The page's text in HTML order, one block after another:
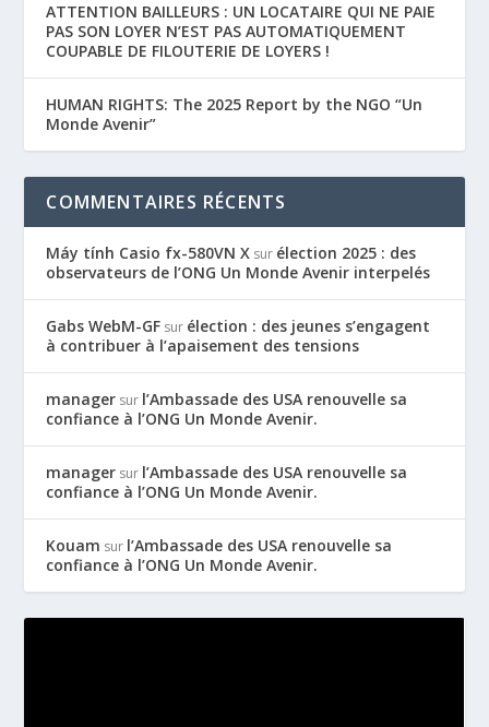
ATTENTION BAILLEURS : UN LOCATAIRE QUI NE PAIE
PAS SON LOYER N’EST PAS AUTOMATIQUEMENT
COUPABLE DE FILOUTERIE DE LOYERS !
HUMAN RIGHTS: The 2025 Report by the NGO “Un
Monde Avenir”
COMMENTAIRES RÉCENTS
Máy tính Casio fx-580VN X sur élection 2025 : des
observateurs de l’ONG Un Monde Avenir interpelés
Gabs WebM-GF sur élection : des jeunes s’engagent
à contribuer à l’apaisement des tensions
manager sur l’Ambassade des USA renouvelle sa
confiance à l’ONG Un Monde Avenir.
manager sur l’Ambassade des USA renouvelle sa
confiance à l’ONG Un Monde Avenir.
Kouam sur l’Ambassade des USA renouvelle sa
confiance à l’ONG Un Monde Avenir.